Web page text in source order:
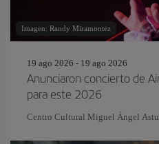
Imagen: Randy Miramontez
19 ago 2026 - 19 ago 2026
Anunciaron concierto de
para este 2026
Centro Cultural Miguel Ángel